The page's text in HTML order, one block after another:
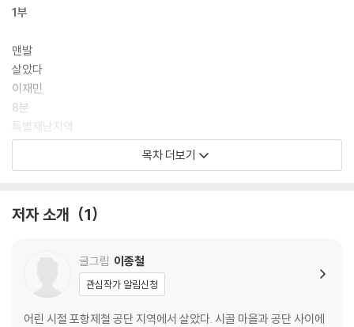
1부
맨발
살았다
이재민
8분
특별재난지역
물길
2022년의 추석
3부
목차 더보기
저자 소개 1
글그림 이종철
관심작가 알림신청
어린 시절 포항제철 공단 지역에서 살았다. 시골 마을과 공단 사이에